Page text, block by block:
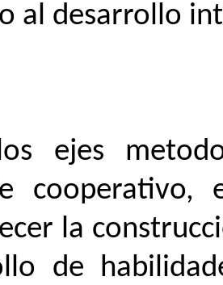
al desarrollo
ejes
cooperativo,
la
de